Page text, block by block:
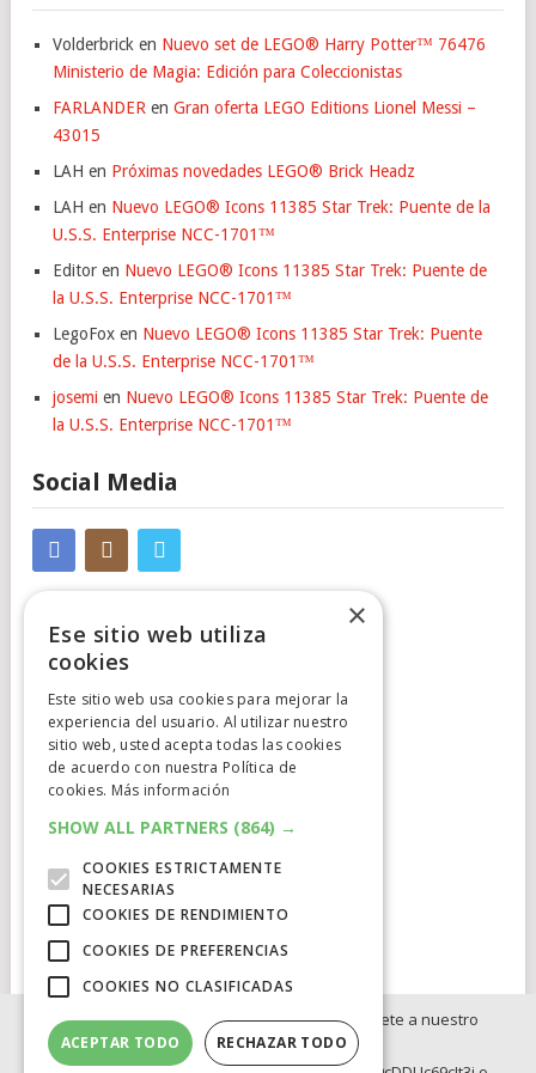
Volderbrick en Nuevo set de LEGO® Harry Potter™ 76476
Ministerio de Magia: Edición para Coleccionistas
FARLANDER en Gran oferta LEGO Editions Lionel Messi –
43015
LAH en Próximas novedades LEGO® Brick Headz
LAH en Nuevo LEGO® Icons 11385 Star Trek: Puente de la
U.S.S. Enterprise NCC-1701™
Editor en Nuevo LEGO® Icons 11385 Star Trek: Puente de
la U.S.S. Enterprise NCC-1701™
LegoFox en Nuevo LEGO® Icons 11385 Star Trek: Puente
de la U.S.S. Enterprise NCC-1701™
josemi en Nuevo LEGO® Icons 11385 Star Trek: Puente de
la U.S.S. Enterprise NCC-1701™
Social Media
Cumplimiento Normativo
Aviso Legal
Política de Privacidad
Política de Cookies
Clausula de afiliación
ELCATALEJOCOPYRIGHT © 2026.POWERED BYIDIGAUD
Si no quieres perderte ninguna novedad, únete a nuestro
WhatsApp:
×
Ese sitio web utiliza
cookies
Este sitio web usa cookies para mejorar la
experiencia del usuario. Al utilizar nuestro
sitio web, usted acepta todas las cookies
de acuerdo con nuestra Política de
cookies. Más información
SHOW ALL PARTNERS (864) →
COOKIES ESTRICTAMENTE
NECESARIAS
COOKIES DE RENDIMIENTO
COOKIES DE PREFERENCIAS
COOKIES NO CLASIFICADAS
ACEPTAR TODO RECHAZAR TODO